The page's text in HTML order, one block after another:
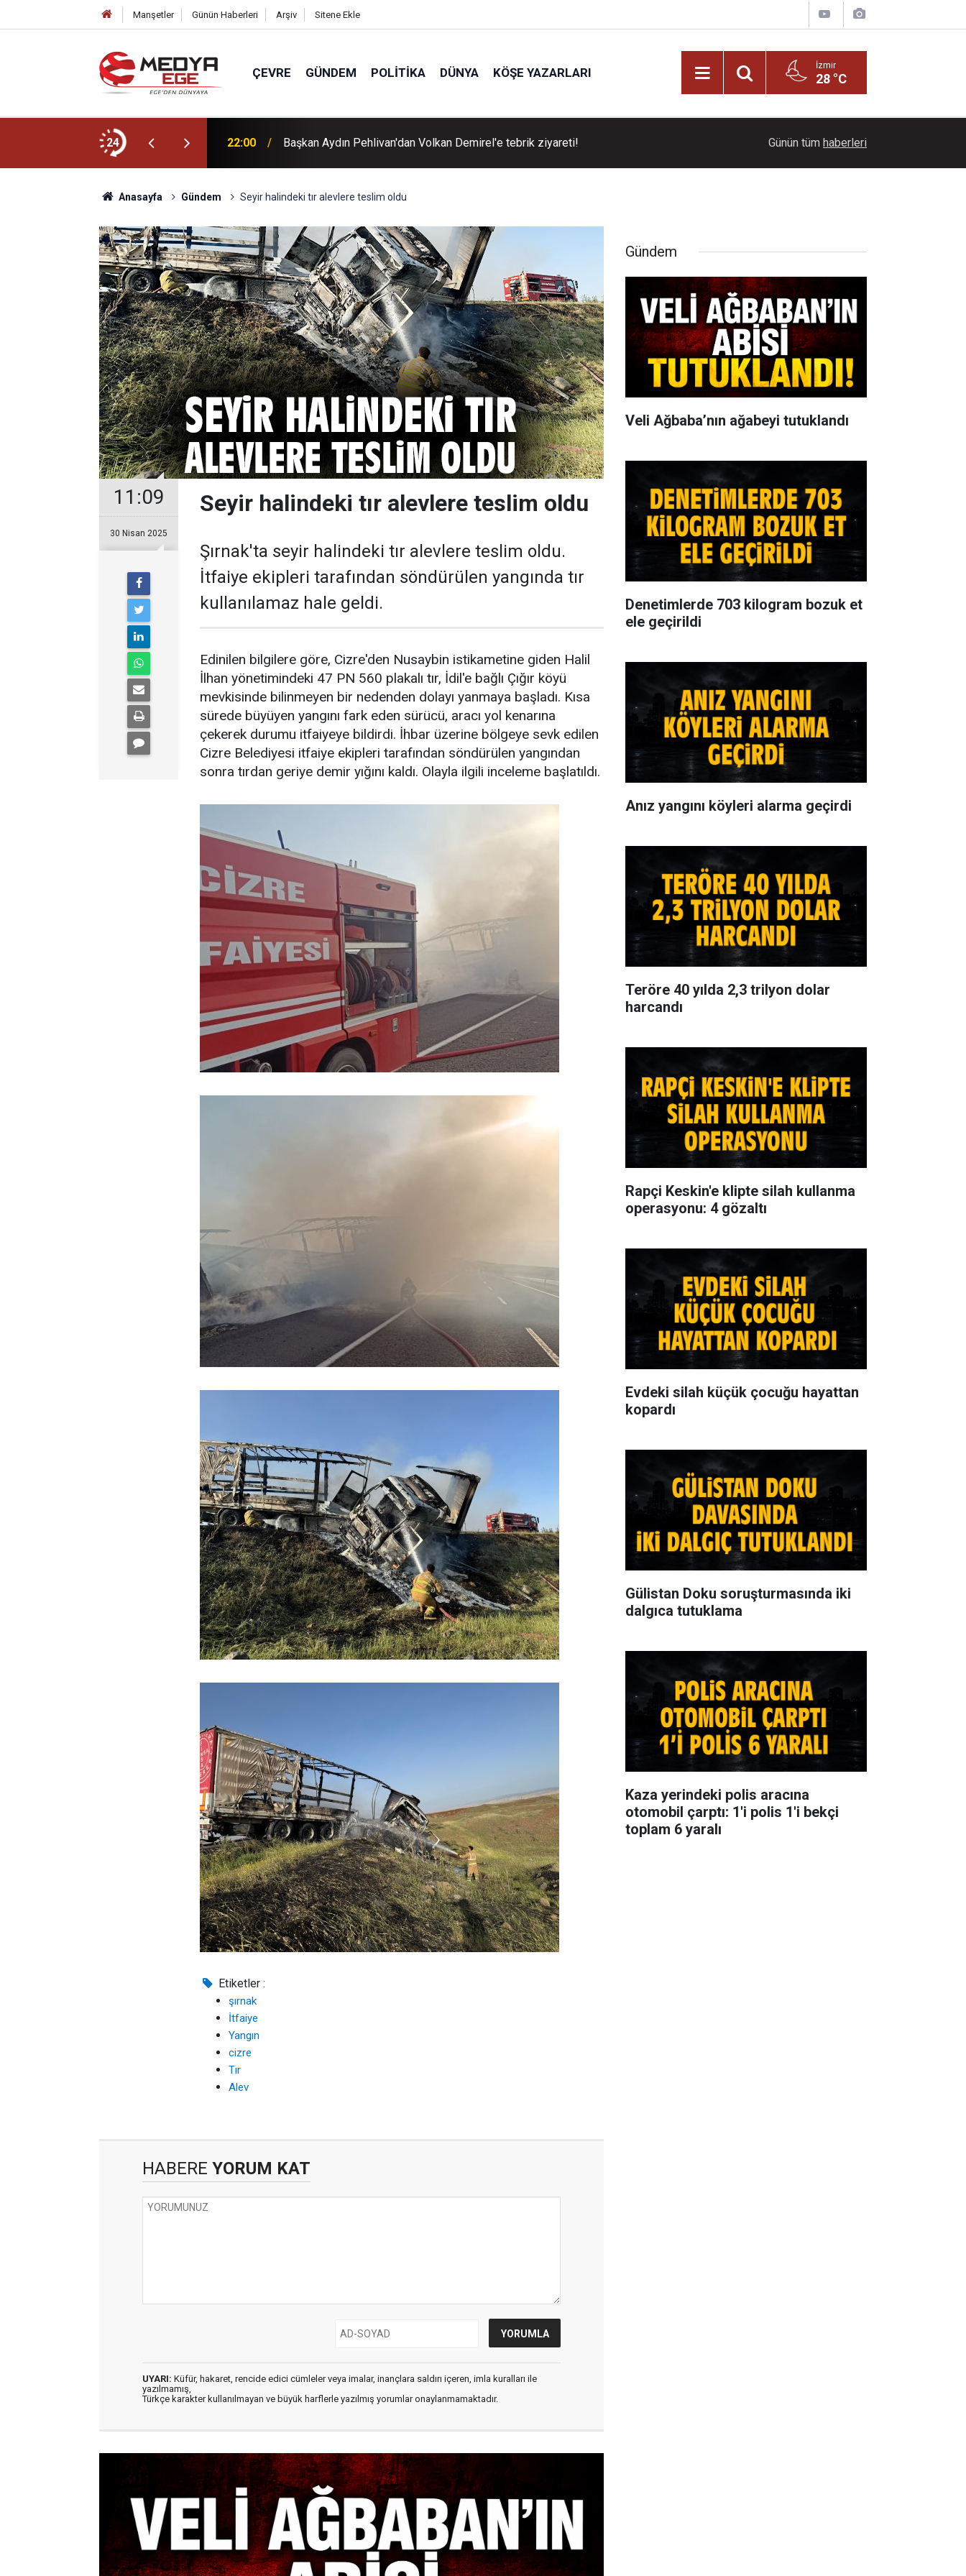
Manşetler Günün Haberleri Arşiv Sitene Ekle
ÇEVRE GÜNDEM POLITIKA DÜNYA KÖŞE YAZARLARI İzmir
28 °C
24 22:00 Başkan Aydın Pehlivan'dan Volkan Demirel'e tebrik ziyareti! Ayçiçeği tarlaları ihtişamıyla görenleri büyüledi!
Günün tüm haberleri
Anasayfa Gündem Seyir halindeki tır alevlere teslim oldu
11:09
30 Nisan 2025
Seyir halindeki tır alevlere teslim oldu
Şırnak'ta seyir halindeki tır alevlere teslim oldu.
İtfaiye ekipleri tarafından söndürülen yangında tır
kullanılamaz hale geldi.
Edinilen bilgilere göre, Cizre'den Nusaybin istikametine giden Halil
İlhan yönetimindeki 47 PN 560 plakalı tır, İdil'e bağlı Çığır köyü
mevkisinde bilinmeyen bir nedenden dolayı yanmaya başladı. Kısa
sürede büyüyen yangını fark eden sürücü, aracı yol kenarına
çekerek durumu itfaiyeye bildirdi. İhbar üzerine bölgeye sevk edilen
Cizre Belediyesi itfaiye ekipleri tarafından söndürülen yangından
sonra tırdan geriye demir yığını kaldı. Olayla ilgili inceleme başlatıldı.
Etiketler :
şırnak
İtfaiye
Yangın
cizre
Tır
Alev
HABERE YORUM KAT
UYARI: Küfür, hakaret, rencide edici cümleler veya imalar, inançlara saldırı içeren, imla kuralları ile
yazılmamış,
Türkçe karakter kullanılmayan ve büyük harflerle yazılmış yorumlar onaylanmamaktadır.
Gündem
Veli Ağbaba’nın ağabeyi tutuklandı
Denetimlerde 703 kilogram bozuk et
ele geçirildi
Anız yangını köyleri alarma geçirdi
Teröre 40 yılda 2,3 trilyon dolar
harcandı
Rapçi Keskin'e klipte silah kullanma
operasyonu: 4 gözaltı
Evdeki silah küçük çocuğu hayattan
kopardı
Gülistan Doku soruşturmasında iki
dalgıca tutuklama
Kaza yerindeki polis aracına
otomobil çarptı: 1'i polis 1'i bekçi
toplam 6 yaralı